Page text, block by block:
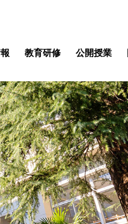
教育研修 公開授業